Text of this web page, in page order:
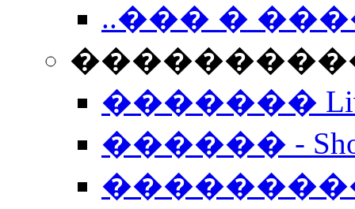
..��� �
����������
�������
������ -